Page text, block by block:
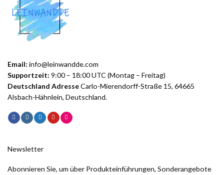
Email: info@leinwandde.com
Supportzeit: 9:00 – 18:00 UTC (Montag – Freitag)
Deutschland AdresseCarlo-Mierendorff-Straße 15, 64665
Alsbach-Hähnlein, Deutschland.
Newsletter
Abonnieren Sie, um über Produkteinführungen, Sonderangebote